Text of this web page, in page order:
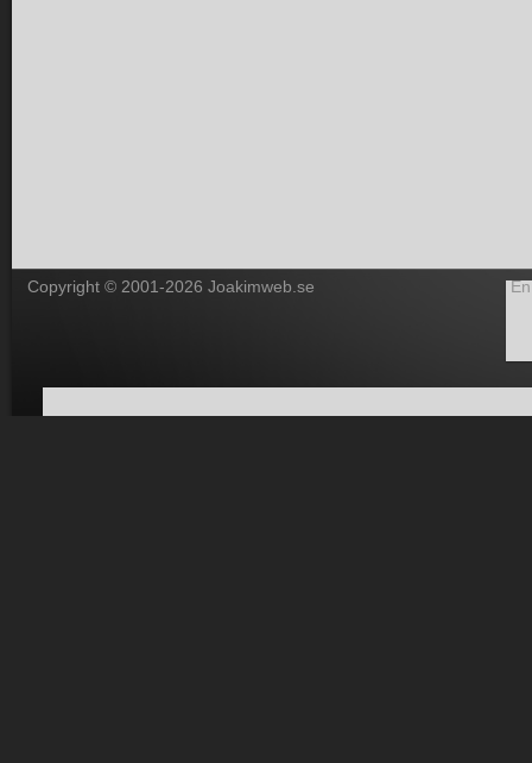
Copyright © 2001-2026 Joakimweb.se